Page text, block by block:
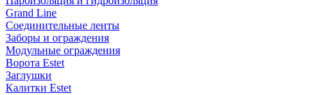
Grand Line
Соединительные ленты
Заборы и ограждения
Модульные ограждения
Ворота Estet
Заглушки
Калитки Estet